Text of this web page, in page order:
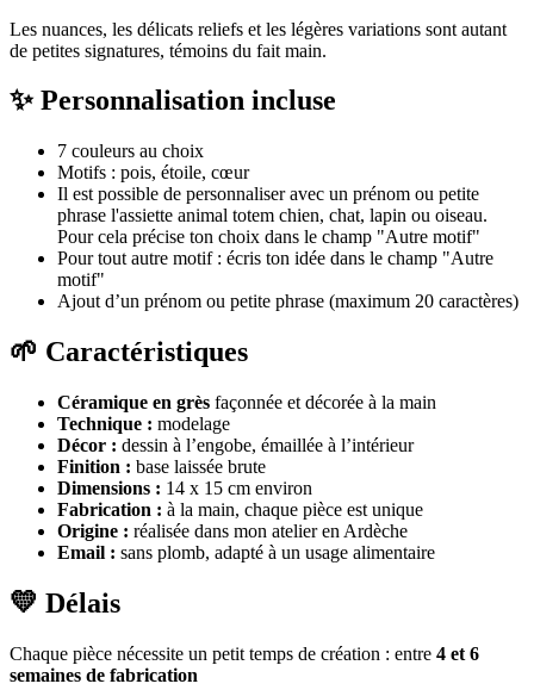
Les nuances, les délicats reliefs et les légères variations sont autant
de petites signatures, témoins du fait main.
✨ Personnalisation incluse
7 couleurs au choix
Motifs : pois, étoile, cœur
Il est possible de personnaliser avec un prénom ou petite
phrase l'assiette animal totem chien, chat, lapin ou oiseau.
Pour cela précise ton choix dans le champ "Autre motif"
Pour tout autre motif : écris ton idée dans le champ "Autre
motif"
Ajout d’un prénom ou petite phrase (maximum 20 caractères)
🌱 Caractéristiques
Céramique en grès façonnée et décorée à la main
Technique : modelage
Décor : dessin à l’engobe, émaillée à l’intérieur
Finition : base laissée brute
Dimensions : 14 x 15 cm environ
Fabrication : à la main, chaque pièce est unique
Origine : réalisée dans mon atelier en Ardèche
Email : sans plomb, adapté à un usage alimentaire
💛 Délais
Chaque pièce nécessite un petit temps de création : entre 4 et 6
semaines de fabrication